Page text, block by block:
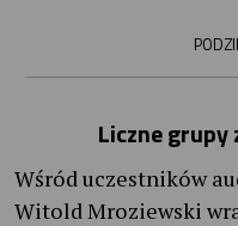
Liczne grupy
Wśród uczestników
Witold Mroziewski